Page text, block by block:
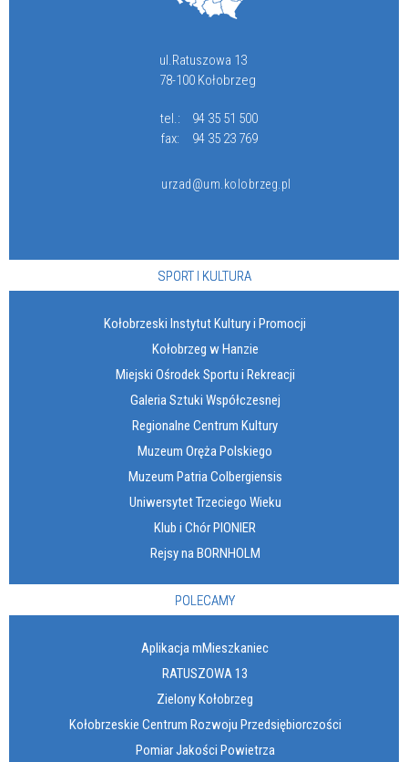
ul.Ratuszowa 13
78-100 Kołobrzeg
tel.:
94 35 51 500
fax:
94 35 23 769
urzad@um.kolobrzeg.pl
SPORT I KULTURA
Kołobrzeski Instytut Kultury i Promocji
Kołobrzeg w Hanzie
Miejski Ośrodek Sportu i Rekreacji
Galeria Sztuki Współczesnej
Regionalne Centrum Kultury
Muzeum Oręża Polskiego
Muzeum Patria Colbergiensis
Uniwersytet Trzeciego Wieku
Klub i Chór PIONIER
Rejsy na BORNHOLM
POLECAMY
Aplikacja mMieszkaniec
RATUSZOWA 13
Zielony Kołobrzeg
Kołobrzeskie Centrum Rozwoju Przedsiębiorczości
Pomiar Jakości Powietrza